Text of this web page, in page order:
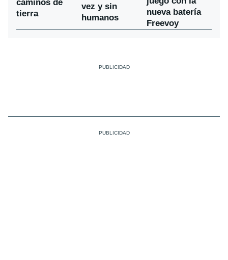
caminos de
tierra
vez y sin
humanos
nueva batería
Freevoy